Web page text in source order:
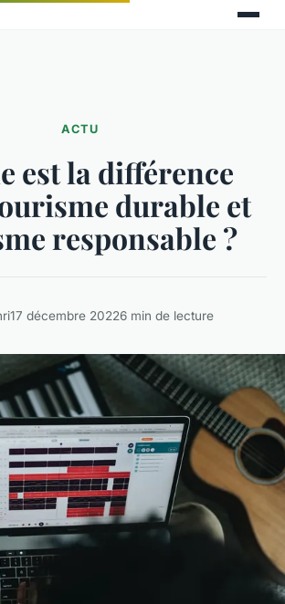
ACTU
est la différence
durable et
responsable ?
17 décembre 20226 min de lecture